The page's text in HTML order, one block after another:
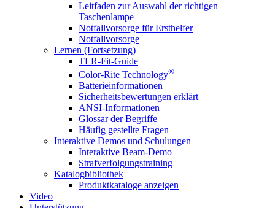
Leitfaden zur Auswahl der richtigen
Taschenlampe
Notfallvorsorge für Ersthelfer
Notfallvorsorge
Lernen (Fortsetzung)
TLR-Fit-Guide
Color-Rite Technology®
Batterieinformationen
Sicherheitsbewertungen erklärt
ANSI-Informationen
Glossar der Begriffe
Häufig gestellte Fragen
Interaktive Demos und Schulungen
Interaktive Beam-Demo
Strafverfolgungstraining
Katalogbibliothek
Produktkataloge anzeigen
Video